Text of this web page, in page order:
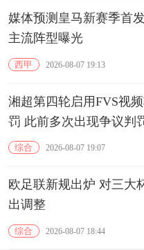
媒体预测皇马新赛季首
主流阵型曝光
西甲 2026-08-07 19:13
湘超第四轮启用FVS视
罚 此前多次出现争议判
综合 2026-08-07 19:07
欧足联新规出炉 对三大
出调整
综合 2026-08-07 18:44